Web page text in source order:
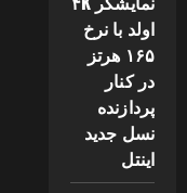
اولد با نرخ
۱۶۵ هرتز
در کنار
پردازنده
نسل جدید
اینتل